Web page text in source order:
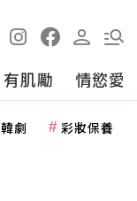
有肌勵 情慾愛
韓劇 彩妝保養